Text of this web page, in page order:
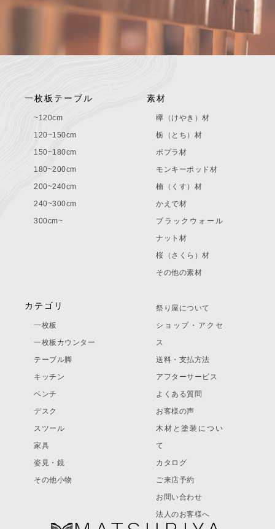
一枚板テーブル
~120cm
120~150cm
150~180cm
180~200cm
200~240cm
240~300cm
300cm~
素材
欅（けやき）材
栃（とち）材
ポプラ材
モンキーポッド材
楠（くす）材
かえで材
ブラックウォール
ナット材
桜（さくら）材
その他の素材
カテゴリ
一枚板
一枚板カウンター
テーブル脚
キッチン
ベンチ
デスク
スツール
家具
姿見・鏡
その他小物
祭り屋について
ショップ・アクセ
ス
送料・支払方法
アフターサービス
よくある質問
お客様の声
木材と塗装につい
て
カタログ
ご来店予約
お問い合わせ
法人のお客様へ